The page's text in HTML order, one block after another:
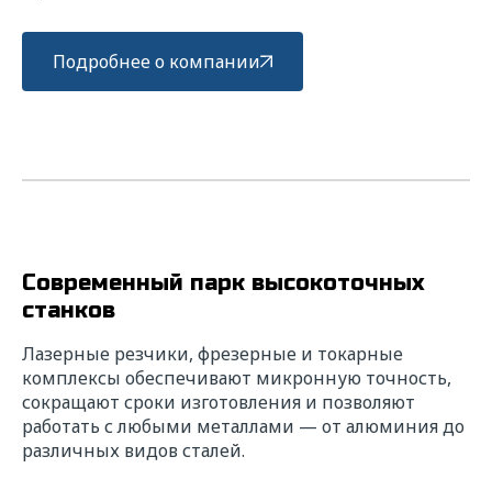
Подробнее о компании
Современный парк высокоточных
станков
Лазерные резчики, фрезерные и токарные
комплексы обеспечивают микронную точность,
сокращают сроки изготовления и позволяют
работать с любыми металлами — от алюминия до
различных видов сталей.